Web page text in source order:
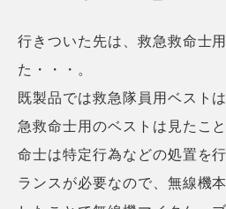
行きついた先は、救急救命士
た・・・。
既製品では救急隊員用ベスト
急救命士用のベストは見たこ
命士は特定行為などの処置を
ランスが必要なので、無線機